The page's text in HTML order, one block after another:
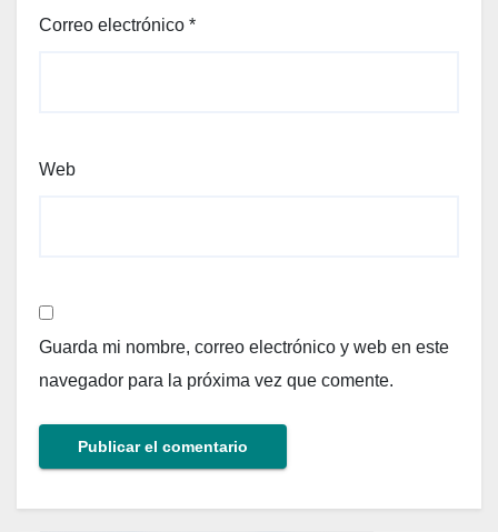
Correo electrónico *
Web
Guarda mi nombre, correo electrónico y web en este
navegador para la próxima vez que comente.